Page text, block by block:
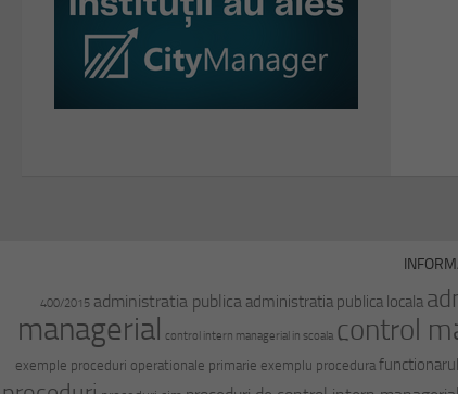
400/2015 administratia publica administratia publica locala
managerial control intern managerial in scoala control
exemple proceduri operationale primarie exemplu procedura